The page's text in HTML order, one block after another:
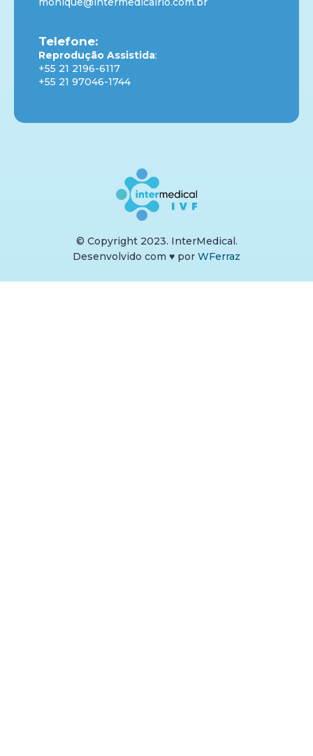
Telefone:
Reprodução Assistida:
+55 21 2196-6117
+55 21 97046-1744
Desenvolvido com ♥ por WFerraz
© Copyright 2023. InterMedical.